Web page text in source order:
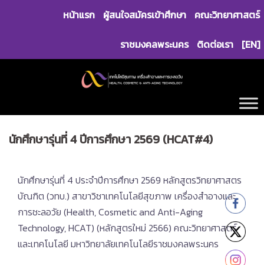
หน้าแรก ผู้สนใจสมัครเข้าศึกษา คณะวิทยาศาสตร์
ราชมงคลพระนคร ติดต่อเรา [EN]
นักศึกษารุ่นที่ 4 ปีการศึกษา 2569 (HCAT#4)
นักศึกษารุ่นที่ 4 ประจำปีการศึกษา 2569 หลักสูตรวิทยาศาสตร
บัณฑิต (วทบ.) สาขาวิชาเทคโนโลยีสุขภาพ เครื่องสำอางและ
การชะลอวัย (Health, Cosmetic and Anti-Aging
Technology, HCAT) (หลักสูตรใหม่ 2566) คณะวิทยาศาสตร์
และเทคโนโลยี มหาวิทยาลัยเทคโนโลยีราชมงคลพระนคร